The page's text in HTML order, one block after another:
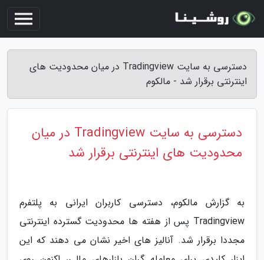
دسترسی به سایت Tradingview در میان محدودیت های
اینترنتی برقرار شد - مالکوم
دسترسی به سایت Tradingview در میان
محدودیت های اینترنتی برقرار شد
به گزارش مالکوم، دسترسی کاربران ایرانی به پلتفرم
Tradingview پس از هفته ها محدودیت گسترده اینترنتی
مجددا برقرار شد. آنالیز های اخیر نشان می دهند که این